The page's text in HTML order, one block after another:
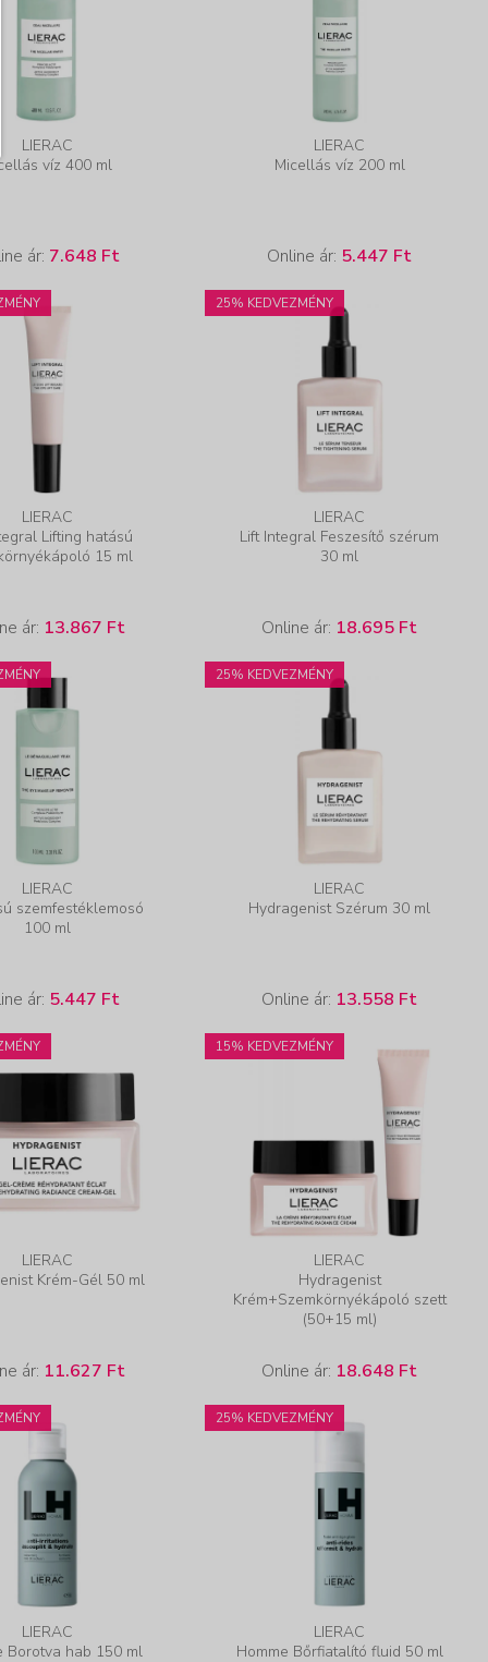
LIERAC
víz 400 ml
ár: 7.648 Ft
LIERAC
Micellás víz 200 ml
Online ár: 5.447 Ft
LIERAC
Lifting hatású
15 ml
ár: 13.867 Ft
25% KEDVEZMÉNY
LIERAC
Lift Integral Feszesítő szérum
30 ml
Online ár: 18.695 Ft
LIERAC
szemfestéklemosó
100 ml
ár: 5.447 Ft
25% KEDVEZMÉNY
LIERAC
Hydragenist Szérum 30 ml
Online ár: 13.558 Ft
LIERAC
Krém-Gél 50 ml
ár: 11.627 Ft
15% KEDVEZMÉNY
LIERAC
Hydragenist
Krém+Szemkörnyékápoló szett
(50+15 ml)
Online ár: 18.648 Ft
LIERAC
Borotva hab 150 ml
25% KEDVEZMÉNY
LIERAC
Homme Bőrfiatalító fluid 50 ml